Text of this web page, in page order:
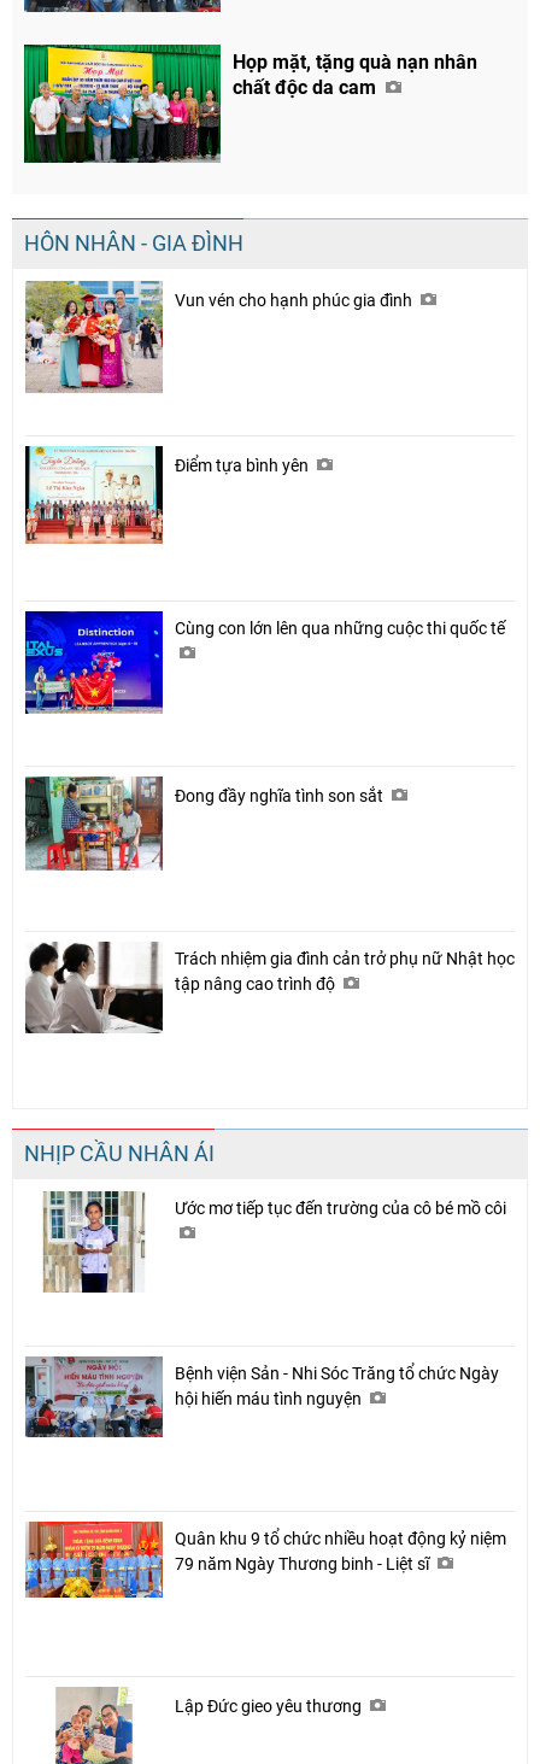
Họp mặt, tặng quà nạn nhân
chất độc da cam
HÔN NHÂN - GIA ĐÌNH
Vun vén cho hạnh phúc gia đình
Điểm tựa bình yên
Cùng con lớn lên qua những cuộc thi quốc tế
Đong đầy nghĩa tình son sắt
Trách nhiệm gia đình cản trở phụ nữ Nhật học
tập nâng cao trình độ
NHỊP CẦU NHÂN ÁI
Ước mơ tiếp tục đến trường của cô bé mồ côi
Bệnh viện Sản - Nhi Sóc Trăng tổ chức Ngày
hội hiến máu tình nguyện
Quân khu 9 tổ chức nhiều hoạt động kỷ niệm
79 năm Ngày Thương binh - Liệt sĩ
Lập Đức gieo yêu thương